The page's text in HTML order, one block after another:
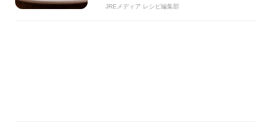
JREメディア レシピ編集部